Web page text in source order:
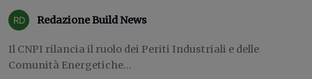
Redazione Build News
Il CNPI rilancia il ruolo dei Periti Industriali e delle
Comunità Energetiche...